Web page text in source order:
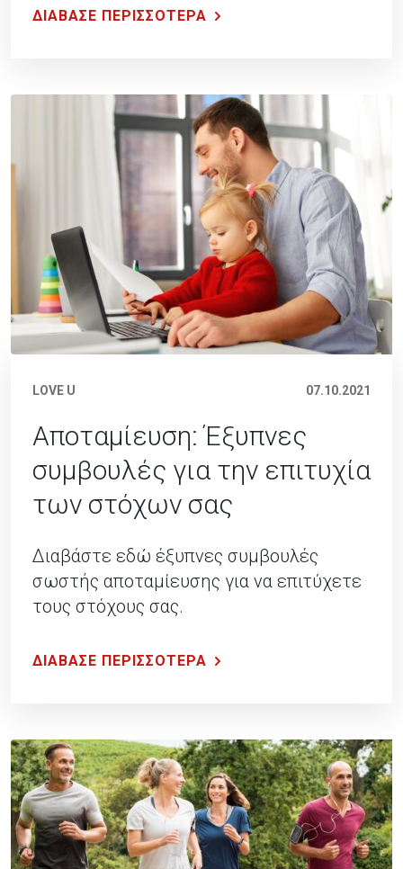
ΔΙΑΒΑΣΕ ΠΕΡΙΣΣΟΤΕΡΑ
LOVE U 07.10.2021
Αποταμίευση: Έξυπνες
συμβουλές για την επιτυχία
των στόχων σας
Διαβάστε εδώ έξυπνες συμβουλές
σωστής αποταμίευσης για να επιτύχετε
τους στόχους σας.
ΔΙΑΒΑΣΕ ΠΕΡΙΣΣΟΤΕΡΑ